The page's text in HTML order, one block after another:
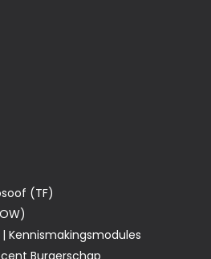
(TF)
Kennismakingsmodules
Burgerschap